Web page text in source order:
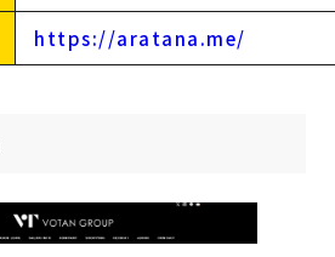
https://aratana.me/